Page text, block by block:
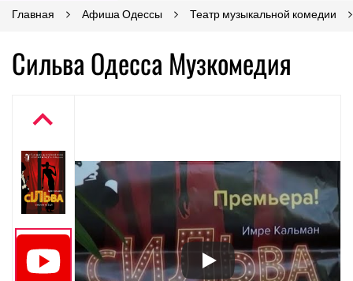
Главная Афиша Одессы Театр музыкальной комедии
Сильва Одесса Музкомедия